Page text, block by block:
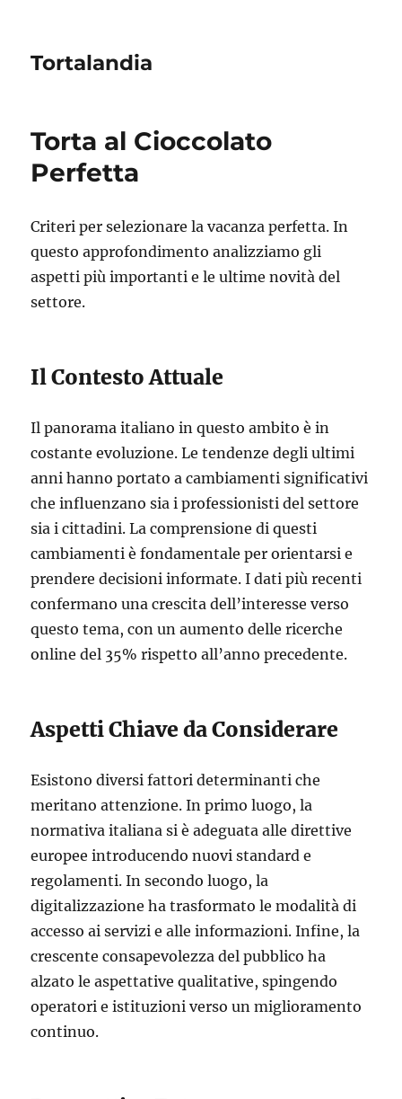
Tortalandia
Torta al Cioccolato
Perfetta
Criteri per selezionare la vacanza perfetta. In
questo approfondimento analizziamo gli
aspetti più importanti e le ultime novità del
settore.
Il Contesto Attuale
Il panorama italiano in questo ambito è in
costante evoluzione. Le tendenze degli ultimi
anni hanno portato a cambiamenti significativi
che influenzano sia i professionisti del settore
sia i cittadini. La comprensione di questi
cambiamenti è fondamentale per orientarsi e
prendere decisioni informate. I dati più recenti
confermano una crescita dell’interesse verso
questo tema, con un aumento delle ricerche
online del 35% rispetto all’anno precedente.
Aspetti Chiave da Considerare
Esistono diversi fattori determinanti che
meritano attenzione. In primo luogo, la
normativa italiana si è adeguata alle direttive
europee introducendo nuovi standard e
regolamenti. In secondo luogo, la
digitalizzazione ha trasformato le modalità di
accesso ai servizi e alle informazioni. Infine, la
crescente consapevolezza del pubblico ha
alzato le aspettative qualitative, spingendo
operatori e istituzioni verso un miglioramento
continuo.